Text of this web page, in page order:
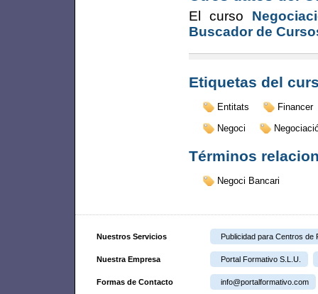
El curso
Buscador de
Etiquetas del
Entitats
Financer
Negoci
Términos
Negoci Bancari
Nuestros Servicios Publicidad para Centros de
Nuestra Empresa Portal Formativo S.L.U.
Formas de Contacto info@portalformativo.com